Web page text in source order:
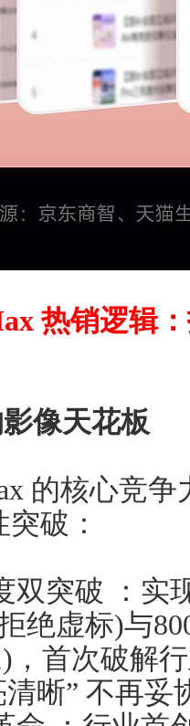
热销逻辑
像天花板
的核心竞
破：
双突破 ：实
绝虚标)与
，首次破解
晰” 不再妥